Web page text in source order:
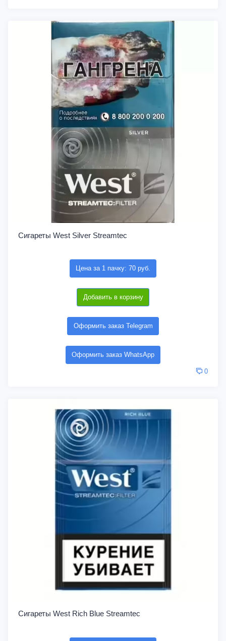
Сигареты West Silver Streamtec
Цена за 1 пачку: 70 руб.
Добавить в корзину
Оформить заказ Telegram
Оформить заказ WhatsApp
0
Сигареты West Rich Blue Streamtec